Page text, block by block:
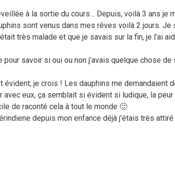
à la sortie du cours… Depuis, voilà 3 ans je
sont venus dans mes rêves voilà 2 jours. Je
très malade et que je savais sur la fin, je l’ai
savoir si oui ou non j’avais quelque chose
évident, je crois ! Les dauphins me demandaient
eux, ça semblait si évident si ludique, la
de raconté cela à tout le monde 🙂
depuis mon enfance déjà j’étais très